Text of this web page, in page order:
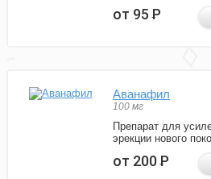
от 95Р
Аванафил
100 мг
Препарат для
эрекции нового
от 200Р